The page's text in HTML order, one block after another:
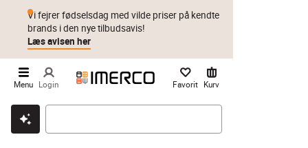
Klik & hent Byt i 1 år Prismatch
Vi fejrer fødselsdag med vilde priser på kendte
brands i den nye tilbudsavis!
Læs avisen her
Menu Login Favorit Kurv